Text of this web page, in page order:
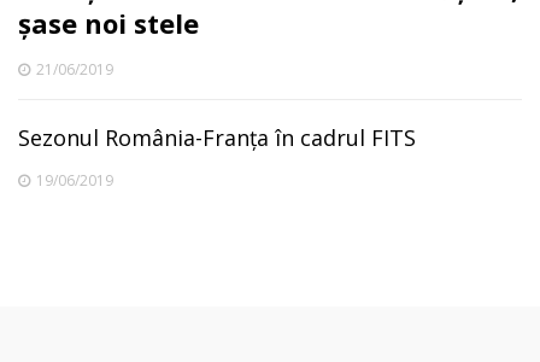
șase noi stele
21/06/2019
Sezonul România-Franța în cadrul FITS
19/06/2019